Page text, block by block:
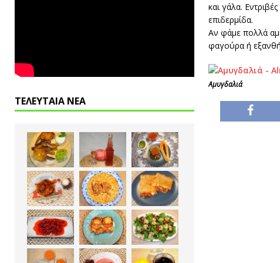
και γάλα.
επιδερμίδα.
Αν φάμε πολλά
φαγούρα ή
Αμυγδαλιά
ΤΕΛΕΥΤΑΙΑ ΝΕΑ